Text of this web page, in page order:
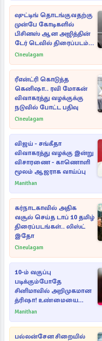
ஷுட்டிங் தொடங்குவதற்கு
முன்பே கோடிகளில்
பிசினஸ் ஆன அஜித்தின்
டேர் டெவில் திரைப்படம்...
Cineulagam
ரீஎன்ட்ரி கொடுத்த
கெனிஷா.. ரவி மோகன்
விவாகரத்து வழக்குக்கு
நடுவில் போட்ட பதிவு
Cineulagam
விஜய் - சங்கீதா
விவாகரத்து வழக்கு இன்று
விசாரணை - காணொளி
மூலம் ஆஜராக வாய்ப்பு
Manithan
கர்நாடகாவில் அதிக
வசூல் செய்த டாப் 10 தமிழ்
திரைப்படங்கள்.. லிஸ்ட்
இதோ
Cineulagam
10-ம் வகுப்பு
படிக்கும்போதே
சினிமாவில் அறிமுகமான
த்ரிஷா! உண்மையை
பகிர்ந்த இயக்குநர் பிரவீன்
Manithan
பல்லன்சேன சிறையில்